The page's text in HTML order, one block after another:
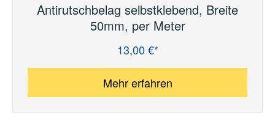
Antirutschbelag selbstklebend, Breite
50mm, per Meter
13,00 €*
Mehr erfahren